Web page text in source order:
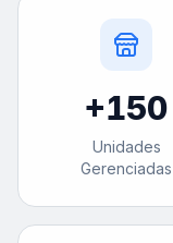
+150
Unidades
Gerenciadas